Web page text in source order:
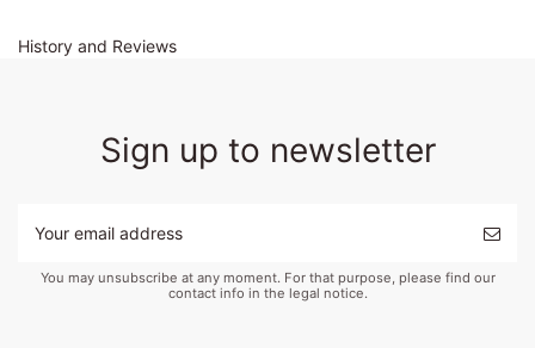
History and Reviews
Sign up to newsletter
You may unsubscribe at any moment. For that purpose, please find our
contact info in the legal notice.